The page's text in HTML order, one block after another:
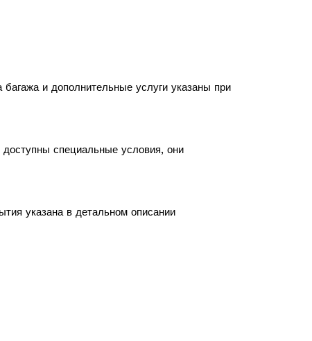
и дополнительные услуги указаны при
специальные условия, они
указана в детальном описании